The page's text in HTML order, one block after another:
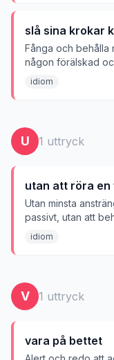
slå sina krokar
Fånga och behålla
någon förälskad
idiom
U 1 uttryck
utan att röra en
Utan minsta
passivt, utan att
idiom
V 1 uttryck
vara på bettet